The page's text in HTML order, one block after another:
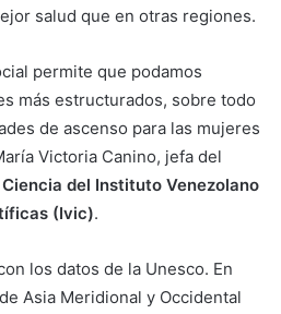
salud que en otras regiones.
permite que podamos
más estructurados, sobre todo
de ascenso para las mujeres
Victoria Canino, jefa del
Ciencia del Instituto Venezolano
(Ivic).
los datos de la Unesco. En
Asia Meridional y Occidental